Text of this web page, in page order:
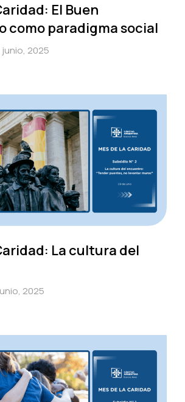
El Buen
como paradigma social
junio, 2025
La cultura del
2025